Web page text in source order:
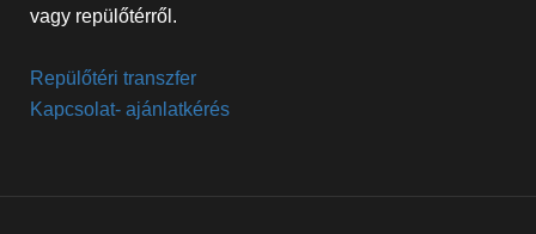
vagy repülőtérről.
Repülőtéri transzfer
Kapcsolat- ajánlatkérés